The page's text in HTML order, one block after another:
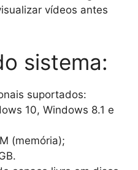
vídeos antes
sistema:
suportados:
10, Windows 8.1 e
(memória);